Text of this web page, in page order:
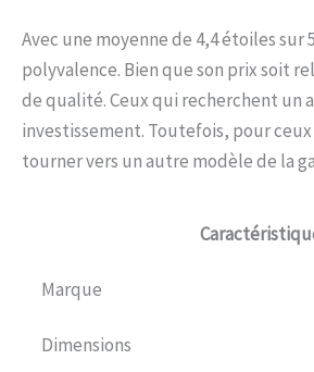
Avec une moyenne de 4,4 étoiles sur
polyvalence. Bien que son prix soit
de qualité. Ceux qui recherchent
investissement. Toutefois, pour
tourner vers un autre modèle de la
Marque
Dimensions